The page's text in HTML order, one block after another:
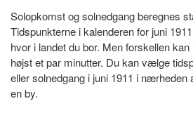
Solopkomst og solnedgang beregnes
Tidspunkterne i kalenderen for juni
hvor i landet du bor. Men forskellen
højst et par minutter. Du kan vælge
eller solnedgang i juni 1911 i
en by.